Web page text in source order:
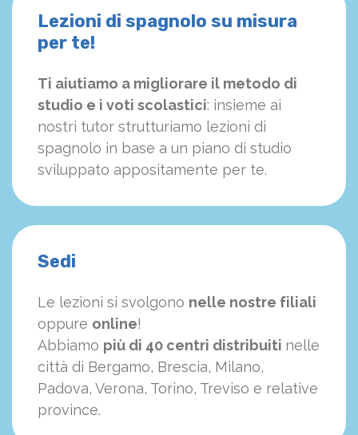
Lezioni di spagnolo su misura
per te!
Ti aiutiamo a migliorare il metodo di
studio e i voti scolastici: insieme ai
nostri tutor strutturiamo lezioni di
spagnolo in base a un piano di studio
sviluppato appositamente per te.
Sedi
Le lezioni si svolgono nelle nostre filiali
oppure online!
Abbiamo più di 40 centri distribuiti nelle
città di Bergamo, Brescia, Milano,
Padova, Verona, Torino, Treviso e relative
province.